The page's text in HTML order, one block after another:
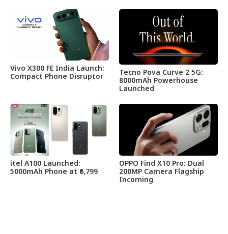
Vivo X300 FE India Launch:
Compact Phone Disruptor
Tecno Pova Curve 2 5G:
8000mAh Powerhouse
Launched
itel A100 Launched:
5000mAh Phone at ₹6,799
OPPO Find X10 Pro: Dual
200MP Camera Flagship
Incoming